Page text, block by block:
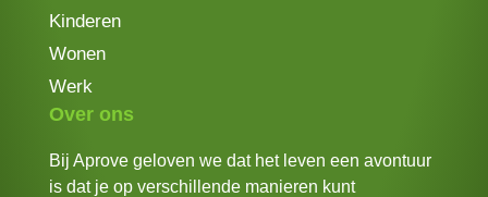
Kinderen
Wonen
Werk
Over ons
Bij Aprove geloven we dat het leven een avontuur
is dat je op verschillende manieren kunt